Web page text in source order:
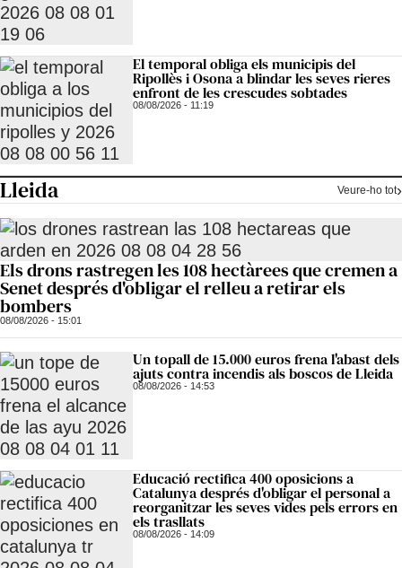
El temporal obliga els municipis del
Ripollès i Osona a blindar les seves rieres
enfront de les crescudes sobtades
08/08/2026 - 11:19
Lleida Veure-ho tot
Els drons rastregen les 108 hectàrees que cremen a
Senet després d'obligar el relleu a retirar els
bombers
08/08/2026 - 15:01
Un topall de 15.000 euros frena l'abast dels
ajuts contra incendis als boscos de Lleida
08/08/2026 - 14:53
Educació rectifica 400 oposicions a
Catalunya després d'obligar el personal a
reorganitzar les seves vides pels errors en
els trasllats
08/08/2026 - 14:09